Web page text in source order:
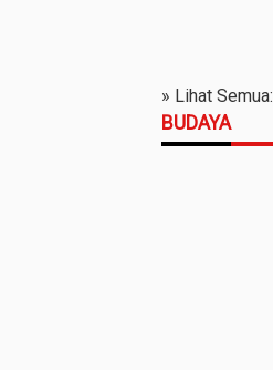
» Lihat Semua:
BUDAYA